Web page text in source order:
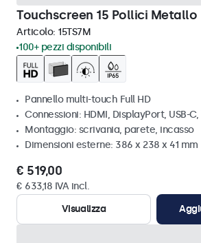
Touchscreen 15 Pollici Metallo
Articolo: 15TS7M
100+ pezzi disponibili
Pannello multi-touch Full HD
Connessioni: HDMI, DisplayPort, USB-C,
Montaggio: scrivania, parete, incasso
Dimensioni esterne: 386 x 238 x 41 mm
€ 519,00
€ 633,18 IVA incl.
Visualizza